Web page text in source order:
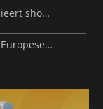
Last Flag lanceert op 14 april en herdefinieert shooter-strategie
Assassin's Creed Shadows domineert de Europese gameverkoop 2025